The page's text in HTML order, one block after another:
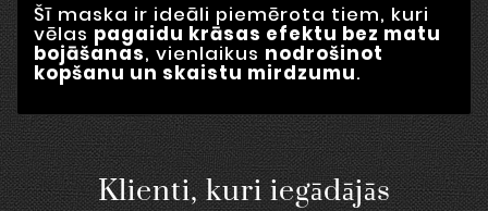
Šī maska ir ideāli piemērota tiem, kuri
vēlas pagaidu krāsas efektu bez matu
bojāšanas, vienlaikus nodrošinot
kopšanu un skaistu mirdzumu.
Klienti, kuri iegādājās